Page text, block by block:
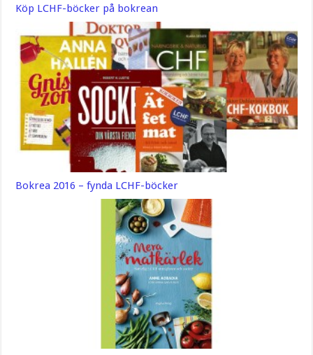
Köp LCHF-böcker på bokrean
Bokrea 2016 – fynda LCHF-böcker